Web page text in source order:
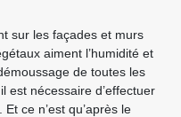
sur les façades et murs
aiment l’humidité et
de toutes les
est nécessaire d’effectuer
ce n’est qu’après le